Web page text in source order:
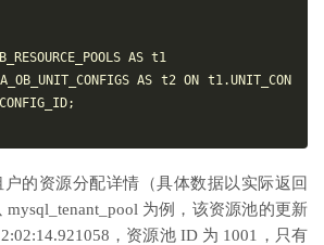
AS t1
AS t2 ON t1.UNIT_CON
的资源分配详情（具体数据以实际返回
为例，该资源池的更新
，资源池 ID 为 1001，只有